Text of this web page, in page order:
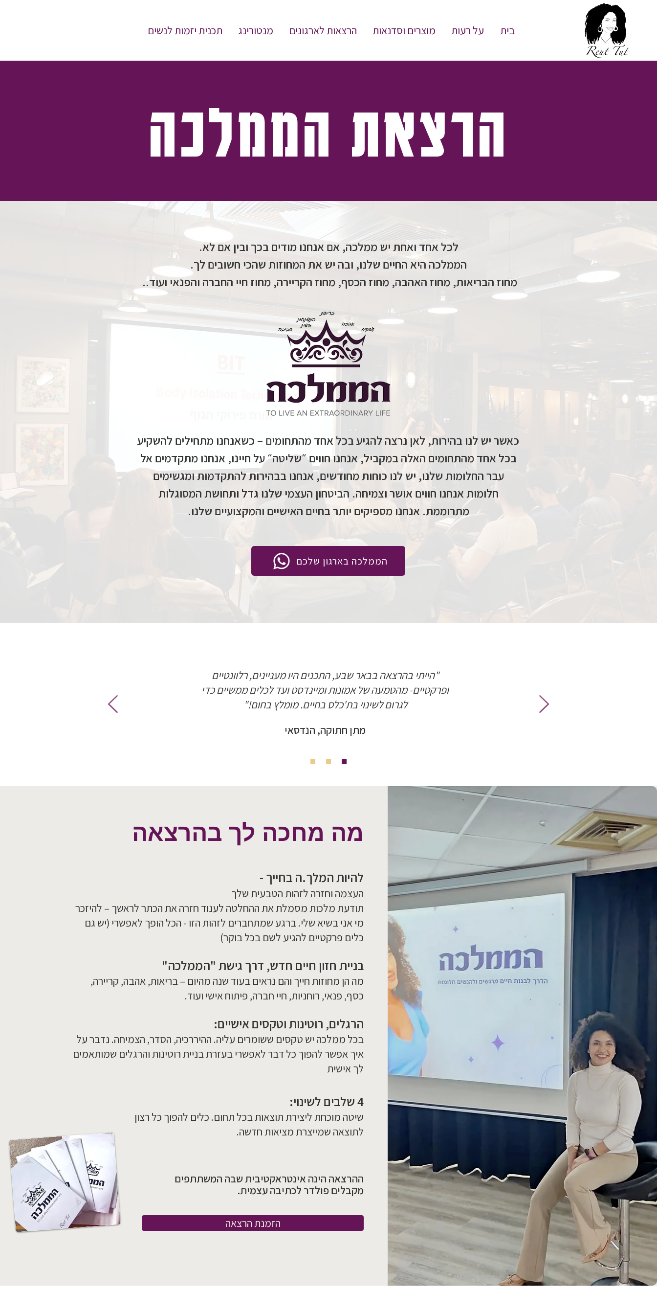
בית על רעות מוצרים וסדנאות הרצאות לארגונים מנטורינג תכנית יזמות לנשים
הרצאת הממלכה
לכל אחד ואחת יש ממלכה, אם אנחנו מודים בכך ובין אם לא.
הממלכה היא החיים שלנו, ובה יש את המחוזות שהכי חשובים לך.
מחוז הבריאות, מחוז האהבה, מחוז הכסף, מחוז הקריירה, מחוז חיי החברה והפנאי ועוד.. ​
כאשר יש לנו בהירות, לאן נרצה להגיע בכל אחד מהתחומים – כשאנחנו מתחילים להשקיע
בכל אחד מהתחומים האלה במקביל, אנחנו חווים ״שליטה״ על חיינו, אנחנו מתקדמים אל
עבר החלומות שלנו, יש לנו כוחות מחודשים, אנחנו בבהירות להתקדמות ומגשימים
חלומות אנחנו חווים אושר וצמיחה. הביטחון העצמי שלנו גדל ותחושת המסוגלות
מתרוממת. אנחנו מספיקים יותר בחיים האישיים והמקצועיים שלנו.
הממלכה בארגון שלכם
"הייתי בהרצאה בבאר שבע, התכנים היו מעניינים, רלוונטיים
ופרקטיים- מהטמעה של אמונות ומיינדסט ועד לכלים ממשיים כדי
לגרום לשינוי בת'כלס בחיים. מומלץ בחום!"
מתן חתוקה, הנדסאי
מה מחכה לך בהרצאה
להיות המלך.ה בחייך -
העצמה וחזרה לזהות הטבעית שלך
תודעת מלכות מסמלת את ההחלטה לענוד חזרה את הכתר לראשך – להיזכר
מי אני בשיא שלי. ברגע שמתחברים לזהות הזו - הכל הופך לאפשרי (יש גם
כלים פרקטיים להגיע לשם בכל בוקר)
בניית חזון חיים חדש, דרך גישת "הממלכה"
מה הן מחוזות חייך והם נראים בעוד שנה מהיום – בריאות, אהבה, קריירה,
כסף, פנאי, רוחניות, חיי חברה, פיתוח אישי ועוד.
הרגלים, רוטינות וטקסים אישיים:
בכל ממלכה יש טקסים ששומרים עליה. ההיררכיה, הסדר, הצמיחה. נדבר על
איך אפשר להפוך כל דבר לאפשרי בעזרת בניית רוטינות והרגלים שמותאמים
לך אישית
4 שלבים לשינוי:
שיטה מוכחת ליצירת תוצאות בכל תחום. כלים להפוך כל רצון
לתוצאה שמייצרת מציאות חדשה.
ההרצאה הינה אינטראקטיבית שבה המשתתפים
מקבלים פולדר לכתיבה עצמית.
הזמנת הרצאה